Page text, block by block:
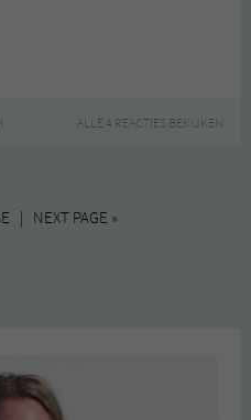
REVIEW,SKYLOUNGE,SO T.[EA][IME]
ALLE 4 REACTIES BEKIJKEN
| NEXT PAGE »